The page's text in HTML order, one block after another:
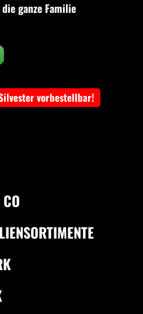
ganze Familie
vorbestellbar!